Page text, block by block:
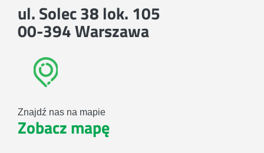
ul. Solec 38 lok. 105
00-394 Warszawa
Znajdź nas na mapie
Zobacz mapę